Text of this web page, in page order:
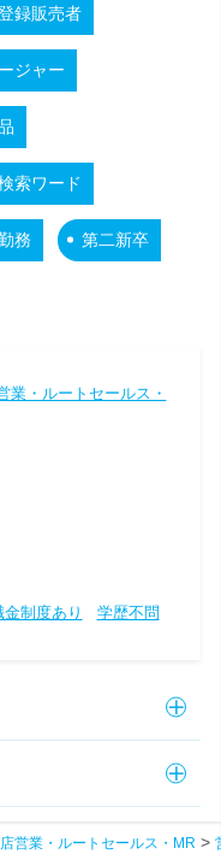
録販売者
ジャー
索ワード
務 第二新卒
業・ルートセールス・
金制度あり
学歴不問
営業・ルートセールス・MR